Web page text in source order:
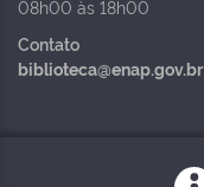
08h00 às 18h00
Contato
biblioteca@enap.gov.br